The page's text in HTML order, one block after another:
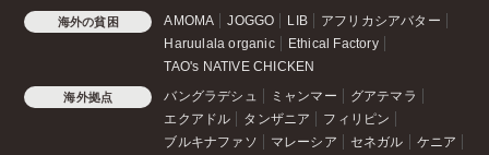
海外の貧困 AMOMA JOGGO LIB
アフリカシアバター
Haruulala organic
Ethical Factory
TAO's NATIVE CHICKEN
海外拠点 バングラデシュ ミャンマー
グアテマラ
エクアドル
タンザニア
フィリピン
ブルキナファソ
マレーシア セネガル
ケニア